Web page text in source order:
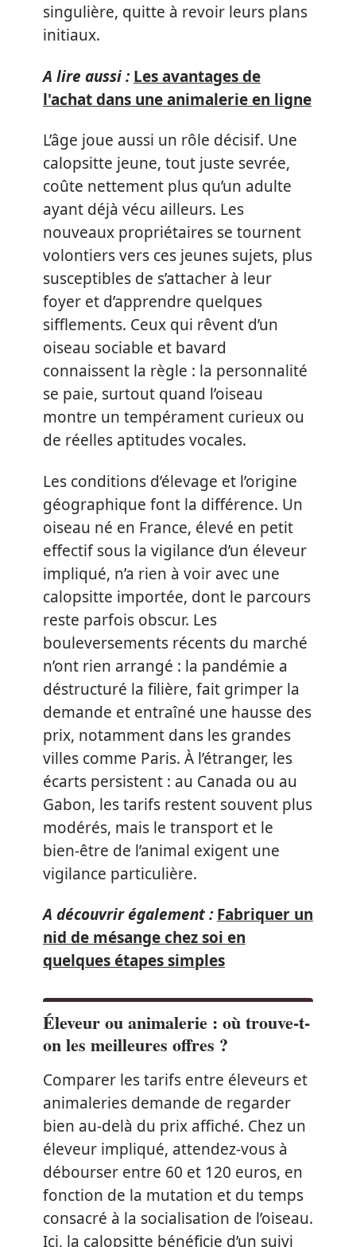
singulière, quitte à revoir leurs plans
initiaux.
A lire aussi : Les avantages de
l'achat dans une animalerie en ligne
L’âge joue aussi un rôle décisif. Une
calopsitte jeune, tout juste sevrée,
coûte nettement plus qu’un adulte
ayant déjà vécu ailleurs. Les
nouveaux propriétaires se tournent
volontiers vers ces jeunes sujets, plus
susceptibles de s’attacher à leur
foyer et d’apprendre quelques
sifflements. Ceux qui rêvent d’un
oiseau sociable et bavard
connaissent la règle : la personnalité
se paie, surtout quand l’oiseau
montre un tempérament curieux ou
de réelles aptitudes vocales.
Les conditions d’élevage et l’origine
géographique font la différence. Un
oiseau né en France, élevé en petit
effectif sous la vigilance d’un éleveur
impliqué, n’a rien à voir avec une
calopsitte importée, dont le parcours
reste parfois obscur. Les
bouleversements récents du marché
n’ont rien arrangé : la pandémie a
déstructuré la filière, fait grimper la
demande et entraîné une hausse des
prix, notamment dans les grandes
villes comme Paris. À l’étranger, les
écarts persistent : au Canada ou au
Gabon, les tarifs restent souvent plus
modérés, mais le transport et le
bien-être de l’animal exigent une
vigilance particulière.
A découvrir également : Fabriquer un
nid de mésange chez soi en
quelques étapes simples
Éleveur ou animalerie : où trouve-t-
on les meilleures offres ?
Comparer les tarifs entre éleveurs et
animaleries demande de regarder
bien au-delà du prix affiché. Chez un
éleveur impliqué, attendez-vous à
débourser entre 60 et 120 euros, en
fonction de la mutation et du temps
consacré à la socialisation de l’oiseau.
Ici, la calopsitte bénéficie d’un suivi